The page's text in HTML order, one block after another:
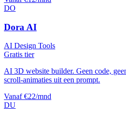
DO
Dora AI
AI Design Tools
Gratis tier
AI 3D website builder. Geen code,
scroll-animaties uit een prompt.
Vanaf €22/mnd
DU